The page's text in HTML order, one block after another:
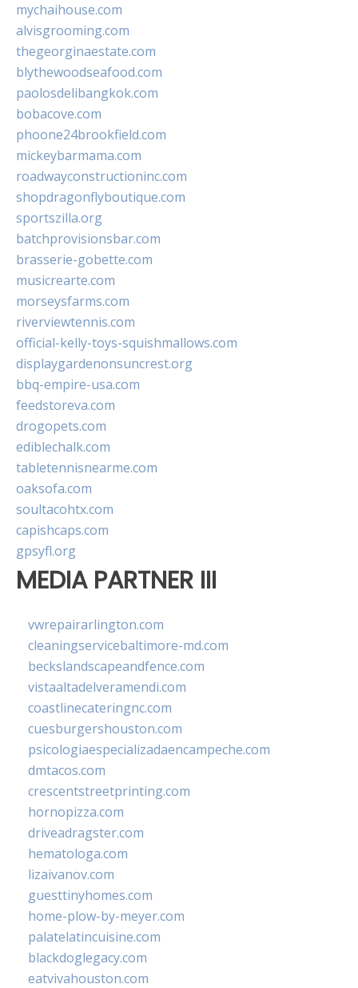
mychaihouse.com
alvisgrooming.com
thegeorginaestate.com
blythewoodseafood.com
paolosdelibangkok.com
bobacove.com
phoone24brookfield.com
mickeybarmama.com
roadwayconstructioninc.com
shopdragonflyboutique.com
sportszilla.org
batchprovisionsbar.com
brasserie-gobette.com
musicrearte.com
morseysfarms.com
riverviewtennis.com
official-kelly-toys-squishmallows.com
displaygardenonsuncrest.org
bbq-empire-usa.com
feedstoreva.com
drogopets.com
ediblechalk.com
tabletennisnearme.com
oaksofa.com
soultacohtx.com
capishcaps.com
gpsyfl.org
MEDIA PARTNER III
vwrepairarlington.com
cleaningservicebaltimore-md.com
beckslandscapeandfence.com
vistaaltadelveramendi.com
coastlinecateringnc.com
cuesburgershouston.com
psicologiaespecializadaencampeche.com
dmtacos.com
crescentstreetprinting.com
hornopizza.com
driveadragster.com
hematologa.com
lizaivanov.com
guesttinyhomes.com
home-plow-by-meyer.com
palatelatincuisine.com
blackdoglegacy.com
eatvivahouston.com